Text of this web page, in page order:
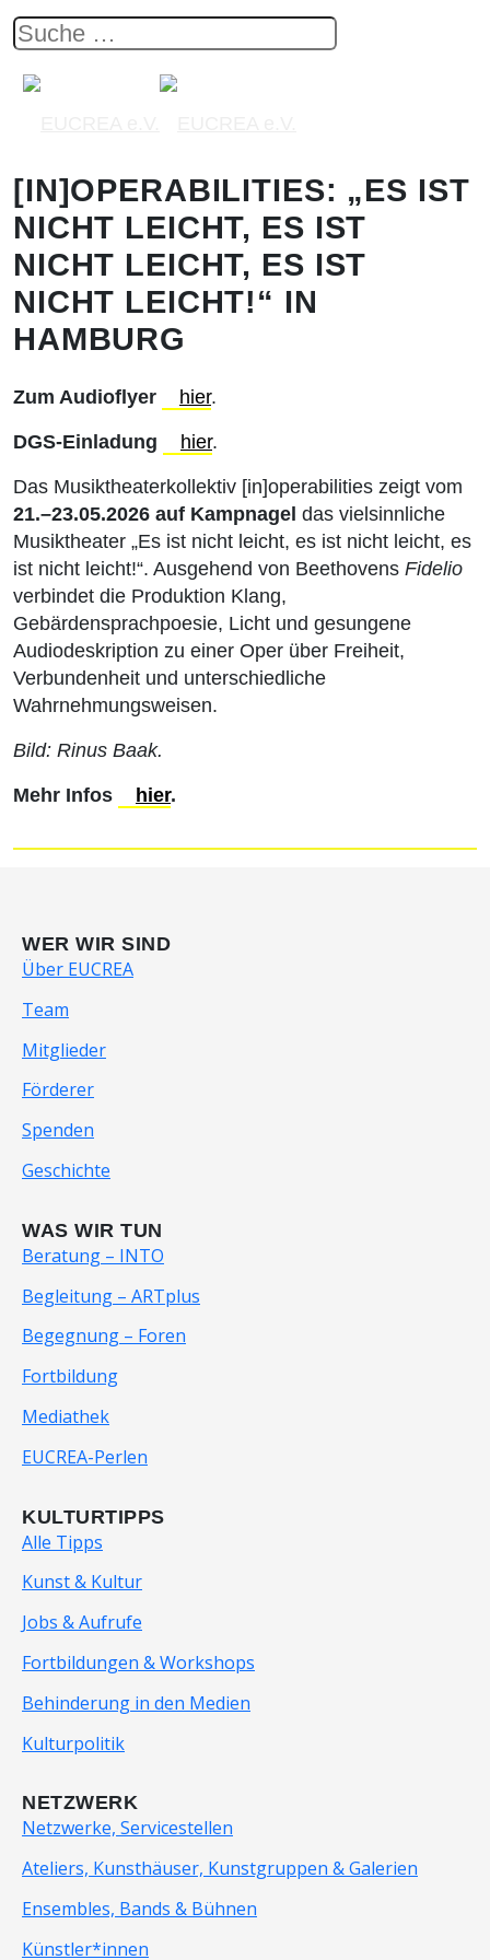
[IN]OPERABILITIES: „ES IST
NICHT LEICHT, ES IST
NICHT LEICHT, ES IST
NICHT LEICHT!“ IN
HAMBURG
Zum Audioflyer hier.
DGS-Einladung hier.
Das Musiktheaterkollektiv [in]operabilities zeigt vom
21.–23.05.2026 auf Kampnagel das vielsinnliche
Musiktheater „Es ist nicht leicht, es ist nicht leicht, es
ist nicht leicht!“. Ausgehend von Beethovens Fidelio
verbindet die Produktion Klang,
Gebärdensprachpoesie, Licht und gesungene
Audiodeskription zu einer Oper über Freiheit,
Verbundenheit und unterschiedliche
Wahrnehmungsweisen.
Bild: Rinus Baak.
Mehr Infos hier.
WER WIR SIND
Über EUCREA
Team
Mitglieder
Förderer
Spenden
Geschichte
WAS WIR TUN
Beratung – INTO
Begleitung – ARTplus
Begegnung – Foren
Fortbildung
Mediathek
EUCREA-Perlen
KULTURTIPPS
Alle Tipps
Kunst & Kultur
Jobs & Aufrufe
Fortbildungen & Workshops
Behinderung in den Medien
Kulturpolitik
NETZWERK
Netzwerke, Servicestellen
Ateliers, Kunsthäuser, Kunstgruppen & Galerien
Ensembles, Bands & Bühnen
Künstler*innen